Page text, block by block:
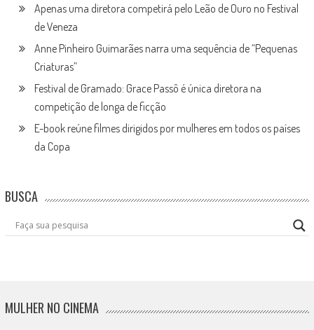
Apenas uma diretora competirá pelo Leão de Ouro no Festival
de Veneza
Anne Pinheiro Guimarães narra uma sequência de “Pequenas
Criaturas”
Festival de Gramado: Grace Passô é única diretora na
competição de longa de ficção
E-book reúne filmes dirigidos por mulheres em todos os países
da Copa
BUSCA
MULHER NO CINEMA